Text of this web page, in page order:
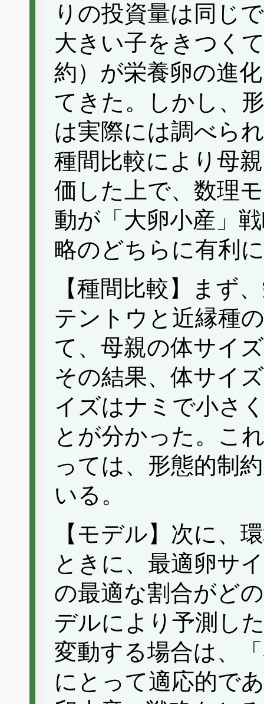
りの投資量は同じ
大きい子をきつく
約）が栄養卵の進
てきた。しかし、
は実際には調べら
種間比較により母
価した上で、数理
動が「大卵小産」
略のどちらに有利
【種間比較】まず
テントウと近縁種
て、母親の体サイ
その結果、体サイ
イズはナミで小さ
とが分かった。こ
っては、形態的制
いる。
【モデル】次に、
ときに、最適卵サ
の最適な割合がど
デルにより予測し
変動する場合は、
にとって適応的で